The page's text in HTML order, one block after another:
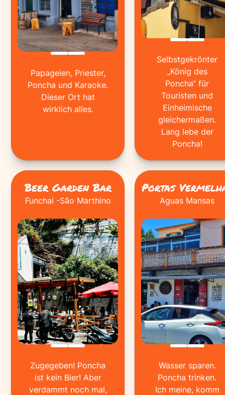
Papageien, Priester,
Poncha und Karaoke.
Dieser Ort hat
wirklich alles.
Selbstgekrönter
„König des
Poncha“ für
Touristen und
Einheimische
gleichermaßen.
Lang lebe der
Poncha!
Beer Garden Bar
Funchal -São Marthino
Zugegeben! Poncha
ist kein Bier! Aber
verdammt noch mal,
Portas
Aguas Mansas
Wasser sparen.
Poncha trinken.
Ich meine, komm